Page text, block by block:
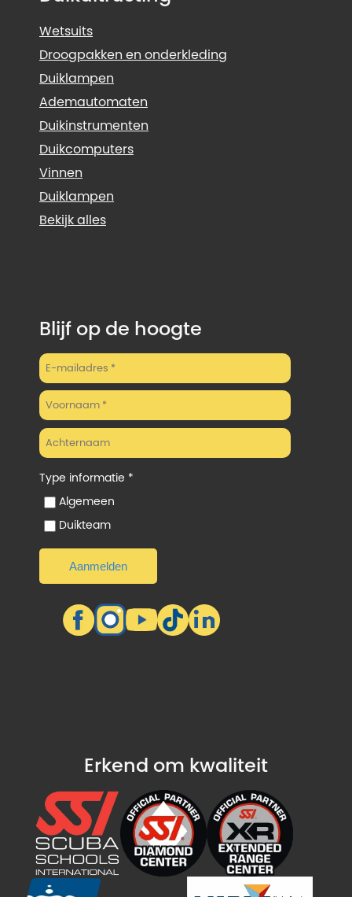
Wetsuits
Droogpakken en onderkleding
Duiklampen
Ademautomaten
Duikinstrumenten
Duikcomputers
Vinnen
Duiklampen
Bekijk alles
Blijf op de hoogte
Type informatie *
Algemeen
Duikteam
Erkend om kwaliteit